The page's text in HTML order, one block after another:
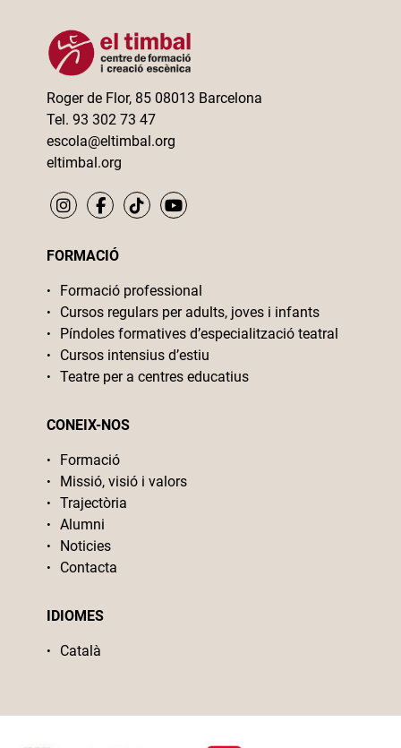
Roger de Flor, 85 08013 Barcelona
Tel. 93 302 73 47
escola@eltimbal.org
eltimbal.org
FORMACIÓ
Formació professional
Cursos regulars per adults, joves i infants
Píndoles formatives d’especialització teatral
Cursos intensius d’estiu
Teatre per a centres educatius
CONEIX-NOS
Formació
Missió, visió i valors
Trajectòria
Alumni
Noticies
Contacta
IDIOMES
Català